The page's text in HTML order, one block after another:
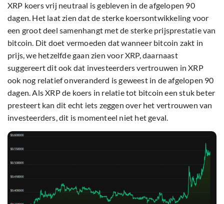
XRP koers vrij neutraal is gebleven in de afgelopen 90
dagen. Het laat zien dat de sterke koersontwikkeling voor
een groot deel samenhangt met de sterke prijsprestatie van
bitcoin. Dit doet vermoeden dat wanneer bitcoin zakt in
prijs, we hetzelfde gaan zien voor XRP, daarnaast
suggereert dit ook dat investeerders vertrouwen in XRP
ook nog relatief onveranderd is geweest in de afgelopen 90
dagen. Als XRP de koers in relatie tot bitcoin een stuk beter
presteert kan dit echt iets zeggen over het vertrouwen van
investeerders, dit is momenteel niet het geval.